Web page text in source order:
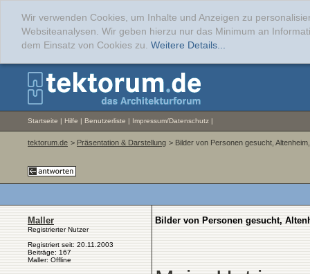
Wir verwenden Cookies, um Inhalte und Anzeigen zu
Websiteanalysen. Wir geben hierzu nur das Minimum an
dem Einsatz von Cookies zu. Weitere Details...
Startseite | Hilfe | Benutzerliste | Impressum/Datenschutz |
tektorum.de > Präsentation & Darstellung > Bilder von Personen gesucht,
Maller
Registrierter Nutzer
Registriert seit: 20.11.2003
Beiträge: 167
Maller: Offline
Bilder von Personen gesucht,